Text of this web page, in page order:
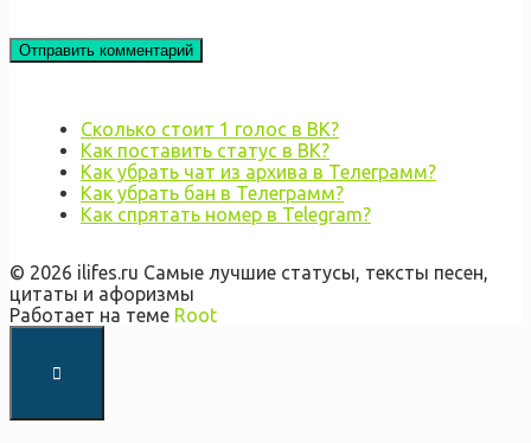
Сколько стоит 1 голос в ВК?
Как поставить статус в ВК?
Как убрать чат из архива в Телеграмм?
Как убрать бан в Телеграмм?
Как спрятать номер в Telegram?
© 2026 ilifes.ru Самые лучшие статусы, тексты песен,
цитаты и афоризмы
Работает на теме Root